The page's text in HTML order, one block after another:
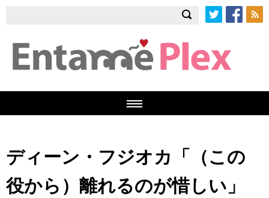
ディーン・フジオカ「（この
役から）離れるのが惜しい」